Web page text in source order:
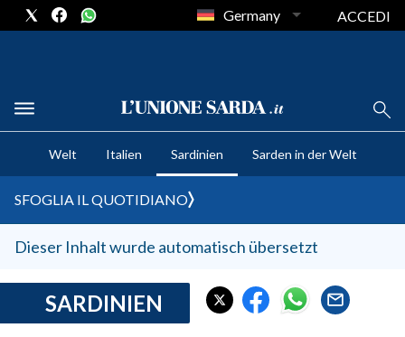
CRONACA SARDEGNA
CAGLIARI
SULCIS IGLESIENTE
MEDIO CAMPIDANO
SASSARI E PROVINCIA
GALLURA
Germany ACCEDI
Welt Italien Sardinien Sarden in der Welt
SFOGLIA IL QUOTIDIANO
Dieser Inhalt wurde automatisch übersetzt
SARDINIEN